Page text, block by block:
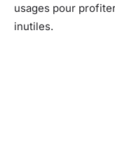
usages pour
inutiles.